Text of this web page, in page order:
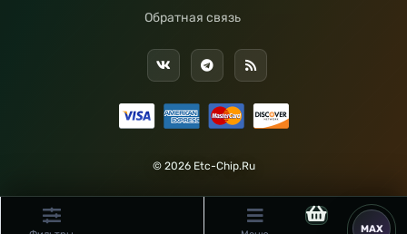
Обратная связь
© 2026 Etc-Chip.Ru